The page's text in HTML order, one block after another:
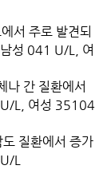
서 주로 발견되
성 041 U/L, 여
간 질환에서
U/L, 여성 35104
질환에서 증가
L